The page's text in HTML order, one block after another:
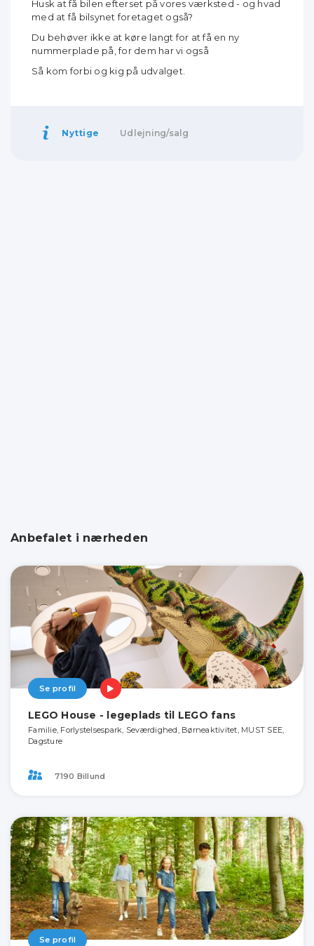
Husk at få bilen efterset på vores værksted - og hvad
med at få bilsynet foretaget også?
Du behøver ikke at køre langt for at få en ny
nummerplade på, for dem har vi også
Så kom forbi og kig på udvalget.
Nyttige Udlejning/salg
Anbefalet i nærheden
Se profil
LEGO House - legeplads til LEGO fans
Familie, Forlystelsespark, Seværdighed, Børneaktivitet, MUST SEE,
Dagsture
7190 Billund
Se profil